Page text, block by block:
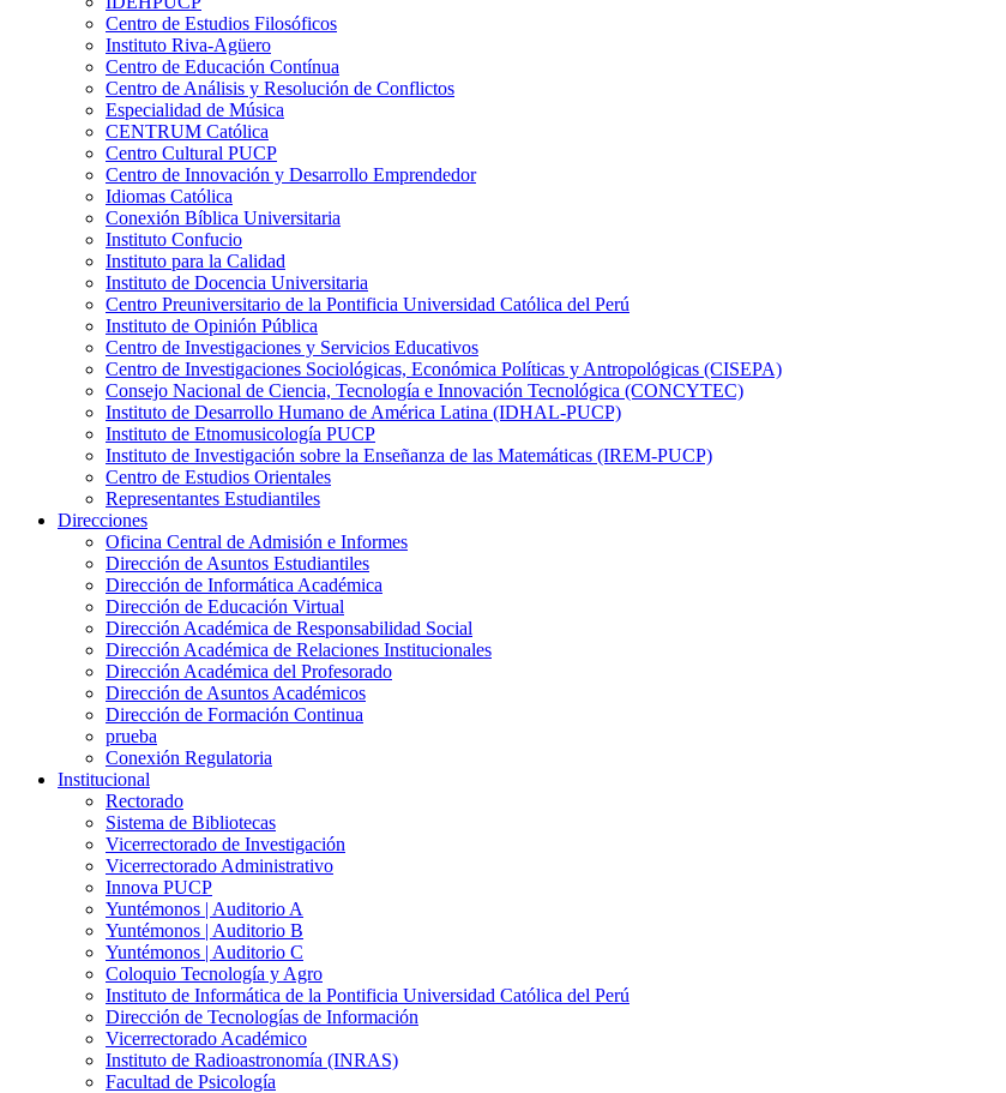
Centro de Estudios Filosóficos
Instituto Riva-Agüero
Centro de Educación Contínua
Centro de Análisis y Resolución de Conflictos
Especialidad de Música
CENTRUM Católica
Centro Cultural PUCP
Centro de Innovación y Desarrollo Emprendedor
Idiomas Católica
Conexión Bíblica Universitaria
Instituto Confucio
Instituto para la Calidad
Instituto de Docencia Universitaria
Centro Preuniversitario de la Pontificia Universidad Católica del Perú
Instituto de Opinión Pública
Centro de Investigaciones y Servicios Educativos
Centro de Investigaciones Sociológicas, Económica Políticas y Antropológicas (CISEPA)
Consejo Nacional de Ciencia, Tecnología e Innovación Tecnológica (CONCYTEC)
Instituto de Desarrollo Humano de América Latina (IDHAL-PUCP)
Instituto de Etnomusicología PUCP
Instituto de Investigación sobre la Enseñanza de las Matemáticas (IREM-PUCP)
Centro de Estudios Orientales
Representantes Estudiantiles
Direcciones
Oficina Central de Admisión e Informes
Dirección de Asuntos Estudiantiles
Dirección de Informática Académica
Dirección de Educación Virtual
Dirección Académica de Responsabilidad Social
Dirección Académica de Relaciones Institucionales
Dirección Académica del Profesorado
Dirección de Asuntos Académicos
Dirección de Formación Continua
prueba
Conexión Regulatoria
Institucional
Rectorado
Sistema de Bibliotecas
Vicerrectorado de Investigación
Vicerrectorado Administrativo
Innova PUCP
Yuntémonos | Auditorio A
Yuntémonos | Auditorio B
Yuntémonos | Auditorio C
Coloquio Tecnología y Agro
Instituto de Informática de la Pontificia Universidad Católica del Perú
Dirección de Tecnologías de Información
Vicerrectorado Académico
Instituto de Radioastronomía (INRAS)
Facultad de Psicología